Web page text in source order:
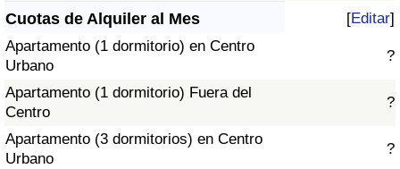
Cuotas de Alquiler al Mes [Editar]
Apartamento (1 dormitorio) en Centro
Urbano
?
Apartamento (1 dormitorio) Fuera del
Centro
?
Apartamento (3 dormitorios) en Centro
Urbano
?